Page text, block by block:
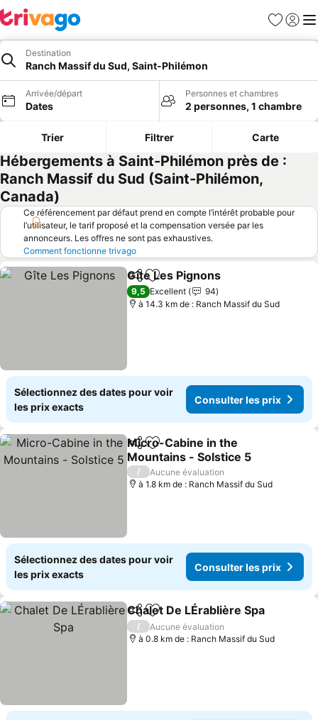
Favoris
Se
Destination
Ranch Massif du Sud, Saint-Philémon
Arrivée/départ
Dates
Personnes et chambres
2 personnes, 1 chambre
Trier Filtrer Carte
Hébergements à Saint-Philémon près de :
Ranch Massif du Sud (Saint-Philémon,
Canada)
Ce référencement par défaut prend en compte l’intérêt probable pour
l’utilisateur, le tarif proposé et la compensation versée par les
annonceurs. Les offres ne sont pas exhaustives.
Comment fonctionne trivago
PartagerAjouter à mes favoris
Gîte Les Pignons
9,5 Excellent
94
à 14.3 km de : Ranch Massif du Sud
Sélectionnez des dates pour voir
les prix exacts
Consulter les prix
PartagerAjouter à mes favoris
Micro-Cabine in the
Mountains - Solstice 5
Consulter les prix
/
Aucune évaluation
à 1.8 km de : Ranch Massif du Sud
Sélectionnez des dates pour voir
les prix exacts
Consulter les prix
PartagerAjouter à mes favoris
Chalet De LÉrablière Spa
/
Aucune évaluation
à 0.8 km de : Ranch Massif du Sud